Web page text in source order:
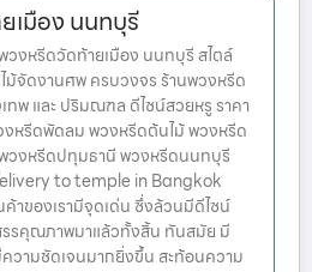
เมือง นนทบุรี
งหรีดวัดท้ายเมือง นนทบุรี สไตล์
ม้จัดงานศพ ครบวงจร ร้านพวงหรีด
ทพ และ ปริมณฑล ดีไซน์สวยหรู ราคา
หรีดพัดลม พวงหรีดต้นไม้ พวงหรีด
วงหรีดปทุมธานี พวงหรีดนนทบุรี
to temple in Bangkok
าของเรามีจุดเด่น ซึ่งล้วนมีดีไซน์
รรคุณภาพมาแล้วทั้งสิ้น ทันสมัย มี
วามชัดเจนมากยิ่งขึ้น สะท้อนความ